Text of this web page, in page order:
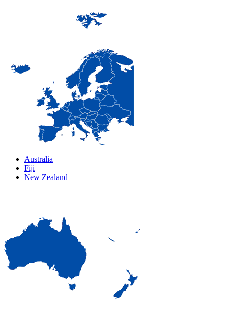
Australia
Fiji
New Zealand